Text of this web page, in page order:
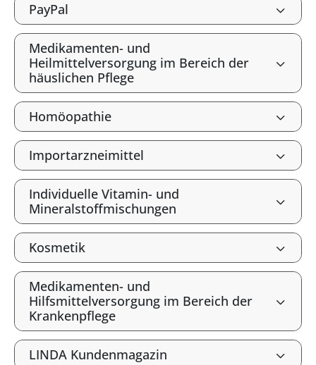
PayPal
Medikamenten- und
Heilmittelversorgung im Bereich der
häuslichen Pflege
Homöopathie
Importarzneimittel
Individuelle Vitamin- und
Mineralstoffmischungen
Kosmetik
Medikamenten- und
Hilfsmittelversorgung im Bereich der
Krankenpflege
LINDA Kundenmagazin